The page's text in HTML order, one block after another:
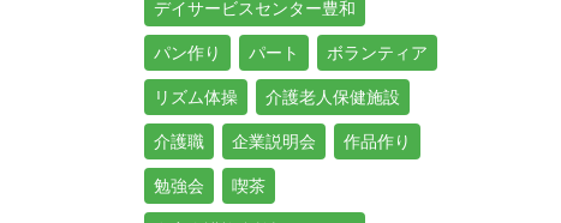
デイサービスセンター豊和
パン作り パート ボランティア
リズム体操 介護老人保健施設
介護職 企業説明会 作品作り
勉強会 喫茶